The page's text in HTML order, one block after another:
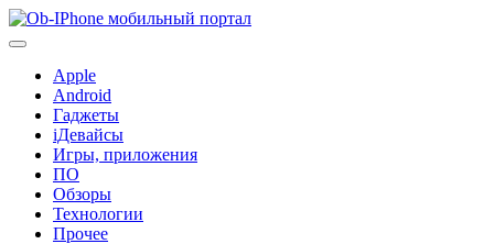
Перейти
к
Apple
Android
Гаджеты
iДевайсы
Игры, приложения
ПО
Обзоры
Технологии
Прочее